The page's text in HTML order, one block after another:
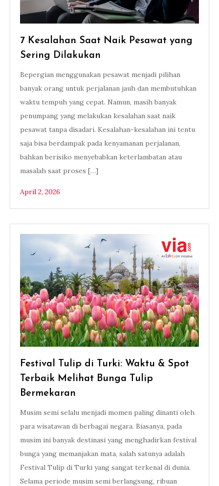
7 Kesalahan Saat Naik Pesawat yang
Sering Dilakukan
Bepergian menggunakan pesawat menjadi pilihan
banyak orang untuk perjalanan jauh dan membutuhkan
waktu tempuh yang cepat. Namun, masih banyak
penumpang yang melakukan kesalahan saat naik
pesawat tanpa disadari. Kesalahan-kesalahan ini tentu
saja bisa berdampak pada kenyamanan perjalanan,
bahkan berisiko menyebabkan keterlambatan atau
masalah saat proses […]
April 2, 2026
Festival Tulip di Turki: Waktu & Spot
Terbaik Melihat Bunga Tulip
Bermekaran
Musim semi selalu menjadi momen paling dinanti oleh
para wisatawan di berbagai negara. Biasanya, pada
musim ini banyak destinasi yang menghadirkan festival
bunga yang memanjakan mata, salah satunya adalah
Festival Tulip di Turki yang sangat terkenal di dunia.
Selama periode musim semi berlangsung, ribuan